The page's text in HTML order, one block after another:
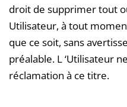
droit de supprimer tout
Utilisateur, à tout
que ce soit, sans
préalable. L ‘Utilisateur
réclamation à ce titre.